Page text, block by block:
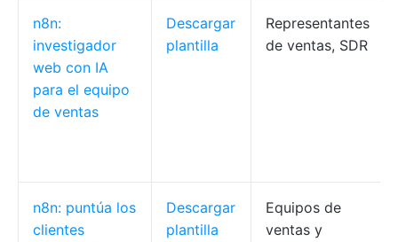
n8n:
investigador
web con IA
para el equipo
de ventas
Descargar
plantilla
Representantes
de ventas, SDR
n8n: puntúa los
clientes
Descargar
plantilla
Equipos de
ventas y